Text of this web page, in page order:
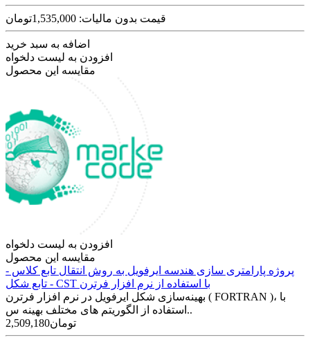
قیمت بدون مالیات: 1,535,000تومان
اضافه به سبد خرید
افزودن به لیست دلخواه
مقایسه این محصول
افزودن به لیست دلخواه
مقایسه این محصول
پروژه پارامتری سازی هندسه ایرفویل به روش انتقال تابع کلاس -
تابع شکل - CST با استفاده از نرم افزار فرترن
بهینه‌سازی شکل ایرفویل در نرم افزار فرترن ( FORTRAN )، با
استفاده از الگوریتم های مختلف بهینه س..
2,509,180تومان